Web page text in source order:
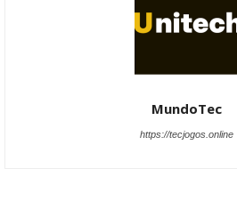
MundoTec
https://tecjogos.online